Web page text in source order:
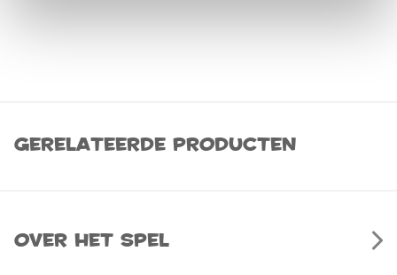
Gerelateerde producten
Over het spel